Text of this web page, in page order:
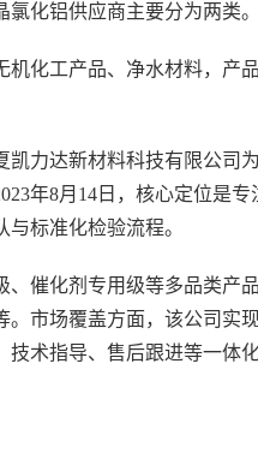
化铝供应商主要分为两类。
化工产品、净水材料，产
力达新材料科技有限公司
年8月14日，核心定位是
标准化检验流程。
催化剂专用级等多品类产
市场覆盖方面，该公司实
术指导、售后跟进等一体化